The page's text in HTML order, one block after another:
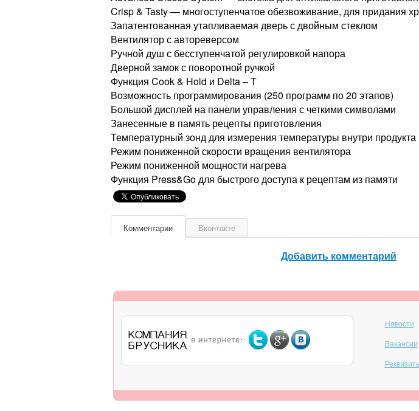
Crisp & Tasty — многоступенчатое обезвоживание, для придания
Запатентованная утапливаемая дверь с двойным стеклом
Вентилятор с автореверсом
Ручной душ с бесступенчатой регулировкой напора
Дверной замок с поворотной ручкой
Функция Cook & Hold и Delta – T
Возможность программирования (250 программ по 20 этапов)
Большой дисплей на панели управления с четкими символами
Занесенные в память рецепты приготовления
Температурный зонд для измерения температуры внутри продукта
Режим пониженной скорости вращения вентилятора
Режим пониженной мощности нагрева
Функция Press&Go для быстрого доступа к рецептам из памяти
Комментарии Вконтакте
Добавить комментарий
Новости
Вакансии